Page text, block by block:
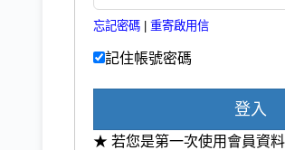
忘記密碼 重寄啟用信
記住帳號密碼
登入
★ 若您是第一次使用會員資